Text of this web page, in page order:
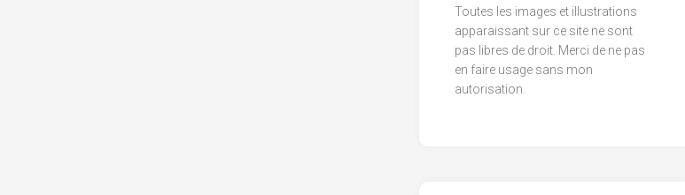
Toutes les images et illustrations
apparaissant sur ce site ne sont
pas libres de droit. Merci de ne pas
en faire usage sans mon
autorisation.